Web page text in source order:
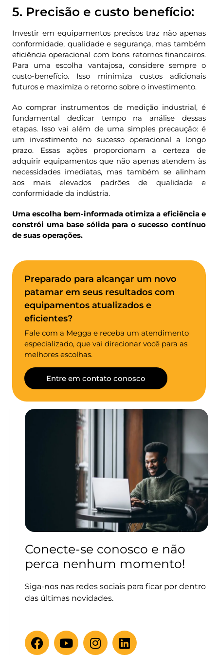
5. Precisão e custo benefício:
Investir em equipamentos precisos traz não apenas
conformidade, qualidade e segurança, mas também
eficiência operacional com bons retornos financeiros.
Para uma escolha vantajosa, considere sempre o
custo-benefício. Isso minimiza custos adicionais
futuros e maximiza o retorno sobre o investimento.
Ao comprar instrumentos de medição industrial, é
fundamental dedicar tempo na análise dessas
etapas. Isso vai além de uma simples precaução: é
um investimento no sucesso operacional a longo
prazo. Essas ações proporcionam a certeza de
adquirir equipamentos que não apenas atendem às
necessidades imediatas, mas também se alinham
aos mais elevados padrões de qualidade e
conformidade da indústria.
Uma escolha bem-informada otimiza a eficiência e
constrói uma base sólida para o sucesso contínuo
de suas operações.
Preparado para alcançar um novo
patamar em seus resultados com
equipamentos atualizados e
eficientes?
Fale com a Megga e receba um atendimento
especializado, que vai direcionar você para as
melhores escolhas.
Entre em contato conosco
Conecte-se conosco e não
perca nenhum momento!
Siga-nos nas redes sociais para ficar por dentro
das últimas novidades.